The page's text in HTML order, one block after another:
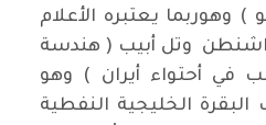
وهوربما يعتبره الأعلام
وتل أبيب ( هندسة
في أحتواء أيران ) وهو
الخليجية النفطية